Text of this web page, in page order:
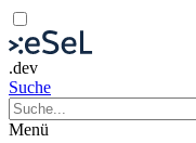
.dev
Suche
Menü